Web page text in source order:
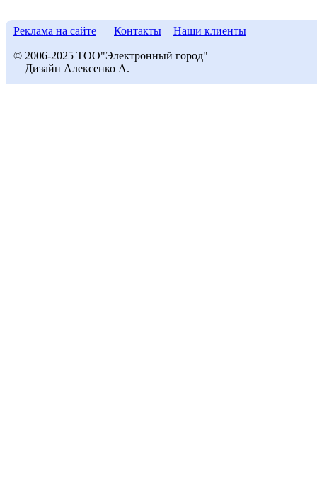
Реклама на сайте Контакты Наши клиенты
© 2006-2025 ТОО"Электронный город"
Дизайн Алексенко А.